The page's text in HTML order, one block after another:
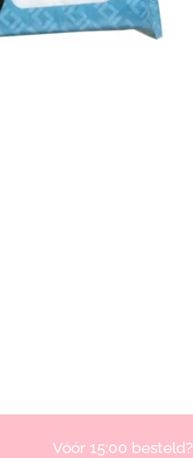
Vóór 15:00 besteld?